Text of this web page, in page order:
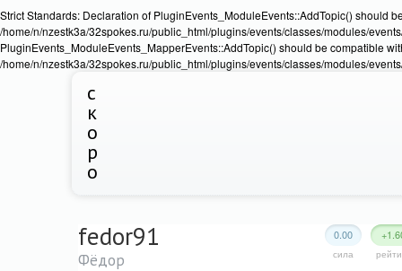
Strict Standards: Declaration of PluginEvents_ModuleEvents::AddTopic() should
/home/n/nzestk3a/32spokes.ru/public_html/plugins/events/classes/modules/
PluginEvents_ModuleEvents_MapperEvents::AddTopic() should be compatible
/home/n/nzestk3a/32spokes.ru/public_html/plugins/events/classes/modules/
с
к
о
р
о
0.00
сила
fedor91
Фёдор